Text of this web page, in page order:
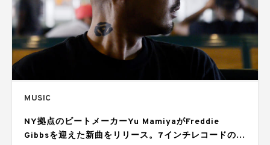
MUSIC
NY拠点のビートメーカーYu MamiyaがFreddie
Gibbsを迎えた新曲をリリース。7インチレコードの販